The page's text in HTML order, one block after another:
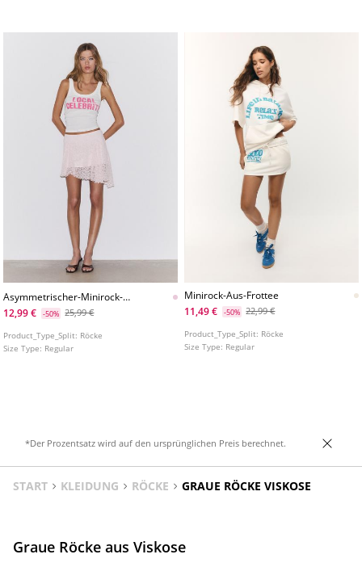
Asymmetrischer-Minirock-
Aus-Spitze
12,99 € -50% 25,99 €
Product_Type_Split: Röcke
Size Type: Regular
Minirock-Aus-Frottee
11,49 €
-50% 22,99 €
Product_Type_Split: Röcke
Size Type: Regular
*Der Prozentsatz wird auf den ursprünglichen Preis berechnet.
START KLEIDUNG RÖCKE GRAUE RÖCKE VISKOSE
Graue Röcke aus Viskose